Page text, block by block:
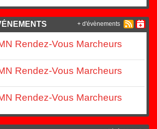
Rendez-Vous Marcheurs
Rendez-Vous Marcheurs
Rendez-Vous Marcheurs
+ d'évènements